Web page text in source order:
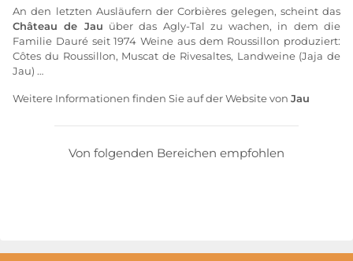
An den letzten Ausläufern der Corbières gelegen, scheint das
Château de Jau über das Agly-Tal zu wachen, in dem die
Familie Dauré seit 1974 Weine aus dem Roussillon produziert:
Côtes du Roussillon, Muscat de Rivesaltes, Landweine (Jaja de
Jau) …
Weitere Informationen finden Sie auf der Website von Jau
Von folgenden Bereichen empfohlen